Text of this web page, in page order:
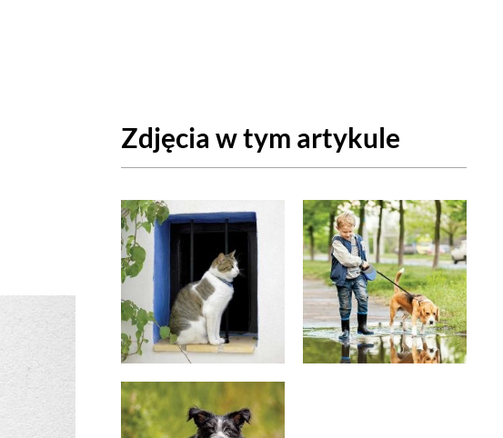
Zdjęcia w tym artykule
NATURALNA APTECZKA
ZWIERZĘTA DOMOWE
RĘKODZIEŁO RZEMIOSŁO
PRZYSTAWKI ZUPY
PRZETWORY INNE